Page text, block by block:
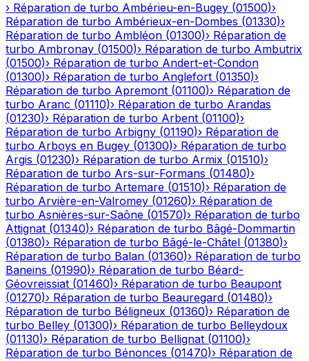
› Réparation de turbo Ambérieu-en-Bugey (01500)›
Réparation de turbo Ambérieux-en-Dombes (01330)›
Réparation de turbo Ambléon (01300)› Réparation de
turbo Ambronay (01500)› Réparation de turbo Ambutrix
(01500)› Réparation de turbo Andert-et-Condon
(01300)› Réparation de turbo Anglefort (01350)›
Réparation de turbo Apremont (01100)› Réparation de
turbo Aranc (01110)› Réparation de turbo Arandas
(01230)› Réparation de turbo Arbent (01100)›
Réparation de turbo Arbigny (01190)› Réparation de
turbo Arboys en Bugey (01300)› Réparation de turbo
Argis (01230)› Réparation de turbo Armix (01510)›
Réparation de turbo Ars-sur-Formans (01480)›
Réparation de turbo Artemare (01510)› Réparation de
turbo Arvière-en-Valromey (01260)› Réparation de
turbo Asnières-sur-Saône (01570)› Réparation de turbo
Attignat (01340)› Réparation de turbo Bâgé-Dommartin
(01380)› Réparation de turbo Bâgé-le-Châtel (01380)›
Réparation de turbo Balan (01360)› Réparation de turbo
Baneins (01990)› Réparation de turbo Béard-
Géovreissiat (01460)› Réparation de turbo Beaupont
(01270)› Réparation de turbo Beauregard (01480)›
Réparation de turbo Béligneux (01360)› Réparation de
turbo Belley (01300)› Réparation de turbo Belleydoux
(01130)› Réparation de turbo Bellignat (01100)›
Réparation de turbo Bénonces (01470)› Réparation de